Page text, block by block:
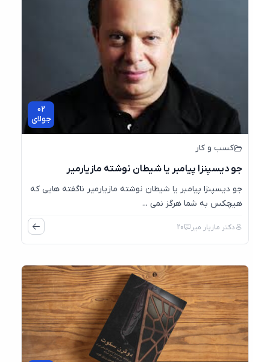
جولای
کسب و کار
جو دیسپنزا پیامبر یا شیطان نوشته مازیارمیر
جو دیسپنزا پیامبر یا شیطان نوشته مازیارمیر ناگفته هایی که
هیچکس به شما هرگز نمی ...
دکتر مازیار میر 20